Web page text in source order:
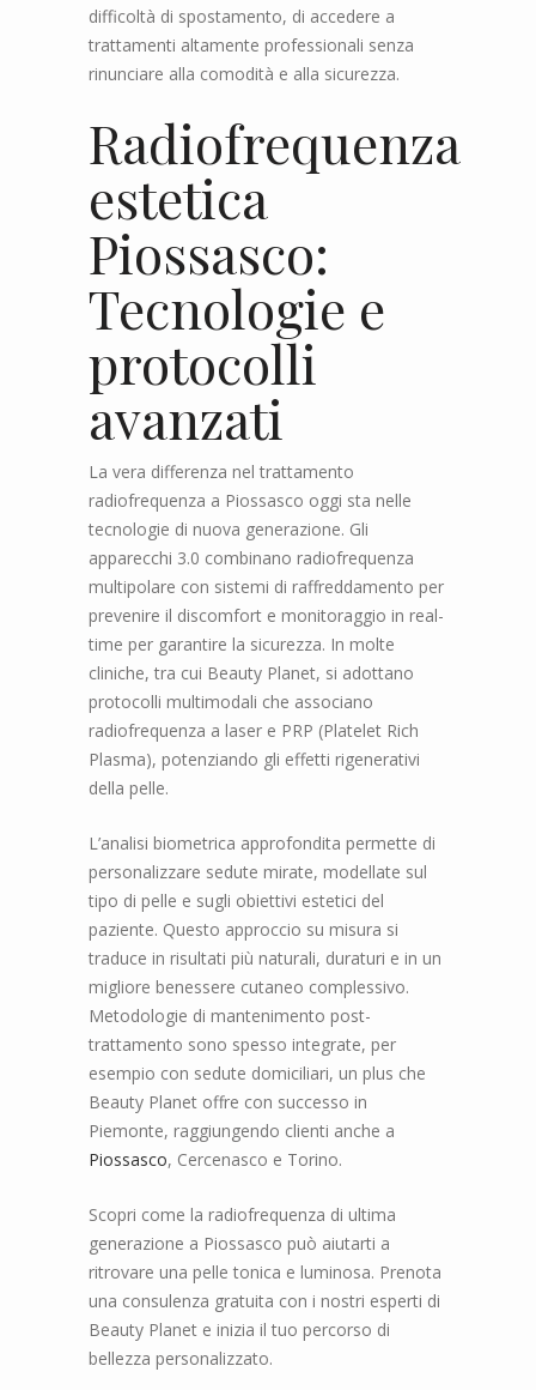
difficoltà di spostamento, di accedere a
trattamenti altamente professionali senza
rinunciare alla comodità e alla sicurezza.
Radiofrequenza
estetica
Piossasco:
Tecnologie e
protocolli
avanzati
La vera differenza nel trattamento
radiofrequenza a Piossasco oggi sta nelle
tecnologie di nuova generazione. Gli
apparecchi 3.0 combinano radiofrequenza
multipolare con sistemi di raffreddamento per
prevenire il discomfort e monitoraggio in real-
time per garantire la sicurezza. In molte
cliniche, tra cui Beauty Planet, si adottano
protocolli multimodali che associano
radiofrequenza a laser e PRP (Platelet Rich
Plasma), potenziando gli effetti rigenerativi
della pelle.
L’analisi biometrica approfondita permette di
personalizzare sedute mirate, modellate sul
tipo di pelle e sugli obiettivi estetici del
paziente. Questo approccio su misura si
traduce in risultati più naturali, duraturi e in un
migliore benessere cutaneo complessivo.
Metodologie di mantenimento post-
trattamento sono spesso integrate, per
esempio con sedute domiciliari, un plus che
Beauty Planet offre con successo in
Piemonte, raggiungendo clienti anche a
Piossasco, Cercenasco e Torino.
Scopri come la radiofrequenza di ultima
generazione a Piossasco può aiutarti a
ritrovare una pelle tonica e luminosa. Prenota
una consulenza gratuita con i nostri esperti di
Beauty Planet e inizia il tuo percorso di
bellezza personalizzato.